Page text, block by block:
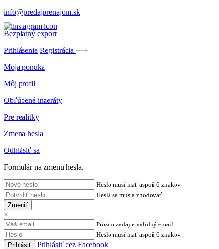
info@predajprenajom.sk
Bezplatný export
Prihlásenie Registrácia
Moja ponuka
Môj profil
Obľúbené inzeráty
Pre realitky
Zmena hesla
Odhlásiť sa
Formulár na zmenu hesla.
Heslo musí mať aspoň 6 znakov
Heslá sa musia zhodovať
Zmeniť
×
Prosím zadajte validný email
Heslo musí mať aspoň 6 znakov
Prihlásiť cez Facebook